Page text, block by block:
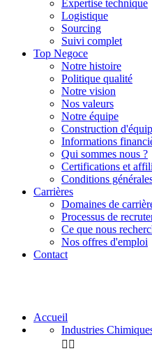
Expertise technique
Logistique
Sourcing
Suivi complet
Top Negoce
Notre histoire
Politique qualité
Notre vision
Nos valeurs
Notre équipe
Construction
Informations
Qui sommes nous ?
Certifications et
Conditions
Carrières
Domaines de
Processus de
Ce que nous
Nos offres d'emploi
Contact
Accueil
Industries
 